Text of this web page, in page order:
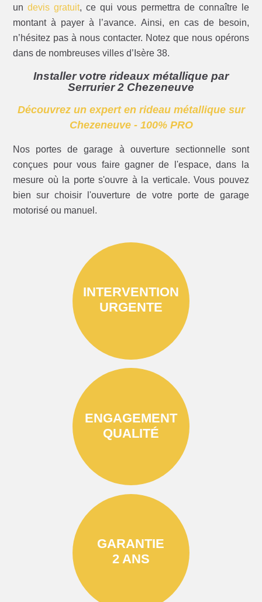
undevis gratuit, ce qui vous permettra de connaître le
montant à payer à l’avance. Ainsi, en cas de besoin,
n’hésitez pas à nous contacter. Notez que nous opérons
dans de nombreuses villes d’Isère 38.
Installer votre rideaux métallique par
Serrurier 2 Chezeneuve
Découvrez un expert en rideau métallique sur
Chezeneuve - 100% PRO
Nos portes de garage à ouverture sectionnelle sont
conçues pour vous faire gagner de l'espace, dans la
mesure où la porte s'ouvre à la verticale. Vous pouvez
bien sur choisir l'ouverture de votre porte de garage
motorisé ou manuel.
INTERVENTION
URGENTE
ENGAGEMENT
QUALITÉ
GARANTIE
2 ANS